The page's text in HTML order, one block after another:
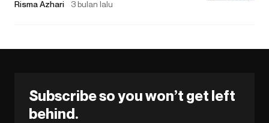
Risma Azhari 3 bulan lalu
Subscribe so you won’t get left
behind.